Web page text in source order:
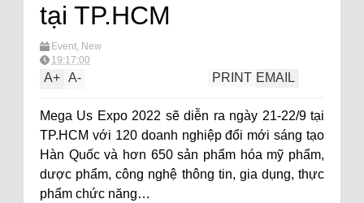
tại TP.HCM
Event, New
19:17:00
A+ A- EMAIL
PRINT
Mega Us Expo 2022 sẽ diễn ra ngày 21-22/9 tại
TP.HCM với 120 doanh nghiệp đổi mới sáng tạo
Hàn Quốc và hơn 650 sản phẩm hóa mỹ phẩm,
dược phẩm, công nghệ thông tin, gia dụng, thực
phẩm chức năng…